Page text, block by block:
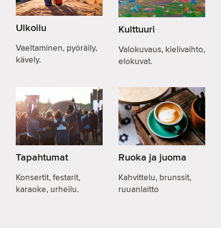
Ulkoilu
Vaeltaminen, pyöräily,
kävely.
Kulttuuri
Valokuvaus, kielivaihto,
elokuvat.
Tapahtumat
Konsertit, festarit,
karaoke, urheilu.
Ruoka ja juoma
Kahvittelu, brunssit,
ruuanlaitto